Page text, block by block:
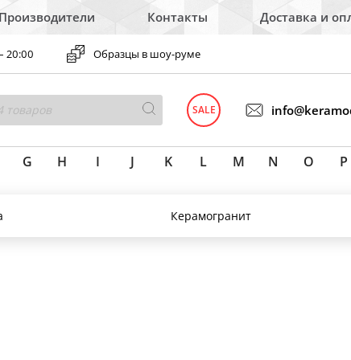
Контакты Доставка и
20:00 Образцы в шоу-руме
SALE
G H I J K L M N O P
Керамогранит